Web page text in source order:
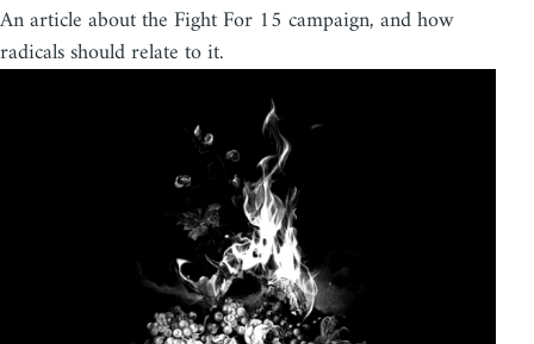
An article about the Fight For 15 campaign, and how
radicals should relate to it.